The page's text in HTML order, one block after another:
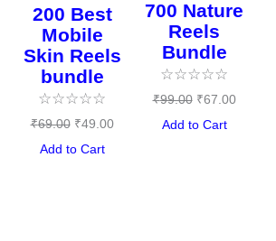
200 Best
Mobile
Skin Reels
bundle
☆☆☆☆☆
₹69.00 ₹49.00
Add to Cart
700 Nature
Reels
Bundle
☆☆☆☆☆
₹99.00 ₹67.00
Add to Cart